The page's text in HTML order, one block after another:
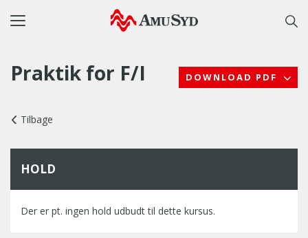
Toggle
Praktik for F/I DOWNLOAD PDF
Tilbage
HOLD
Der er pt. ingen hold udbudt til dette kursus.